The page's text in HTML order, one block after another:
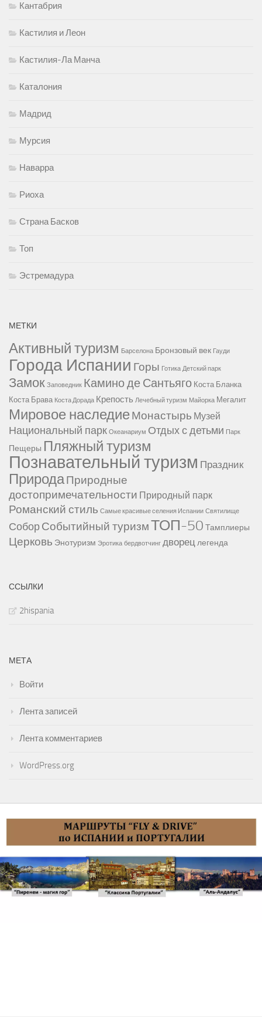
Кантабрия
Кастилия и Леон
Кастилия-Ла Манча
Каталония
Мадрид
Мурсия
Наварра
Риоха
Страна Басков
Топ
Эстремадура
МЕТКИ
Активный туризм Барселона Бронзовый век Гауди
Города Испании Горы Готика Детский парк
Замок Заповедник Камино де Сантьяго Коста Бланка
Коста Брава Коста Дорада Крепость Лечебный туризм Майорка Мегалит
Мировое наследиеМонастырь Музей
Национальный парк Океанариум Отдых с детьми Парк
Пещеры Пляжный туризм
Познавательный туризм Праздник
ПриродаПриродные
достопримечательности Природный парк
Романский стиль Самые красивые селения Испании Святилище
СоборСобытийный туризмТОП-50 Тамплиеры
Церковь Энотуризм Эротика бердвотчинг дворецлегенда
ССЫЛКИ
2hispania
МЕТА
Войти
Лента записей
Лента комментариев
WordPress.org